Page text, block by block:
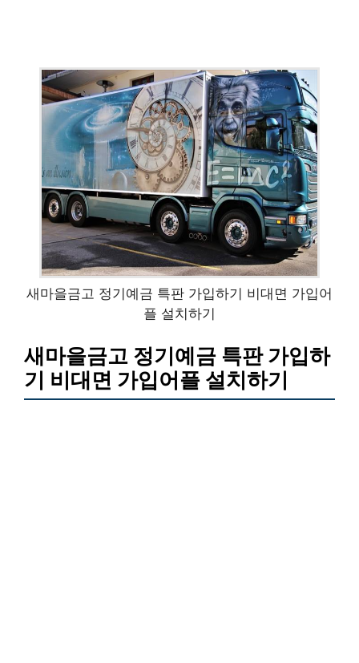
새마을금고 정기예금 특판 가입하기 비대면 가입어
플 설치하기
새마을금고 정기예금 특판 가입하
기 비대면 가입어플 설치하기